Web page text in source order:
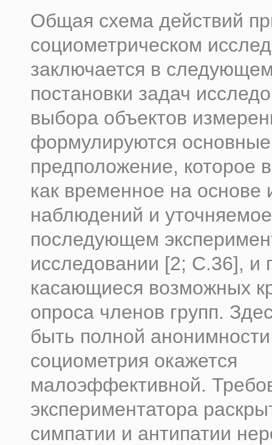
Общая схема действий
социометрическом
заключается в
постановки задач
выбора объектов
формулируются основные
предположение, которое
как временное на
наблюдений и
последующем
исследовании [2; С.36], и
касающиеся возможных
опроса членов групп.
быть полной
социометрия окажется
малоэффективной.
экспериментатора
симпатии и антипатии